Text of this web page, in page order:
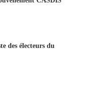
des électeurs du